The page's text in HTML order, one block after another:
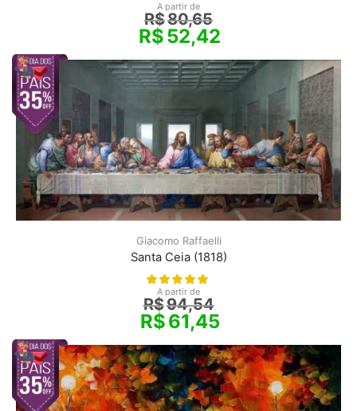
A partir de
R$80,65
R$52,42
Giacomo Raffaelli
Santa Ceia (1818)
A partir de
R$94,54
R$61,45